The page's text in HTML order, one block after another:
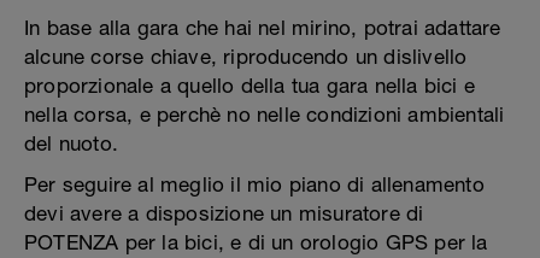
In base alla gara che hai nel mirino, potrai adattare
alcune corse chiave, riproducendo un dislivello
proporzionale a quello della tua gara nella bici e
nella corsa, e perchè no nelle condizioni ambientali
del nuoto.
Per seguire al meglio il mio piano di allenamento
devi avere a disposizione un misuratore di
POTENZA per la bici, e di un orologio GPS per la